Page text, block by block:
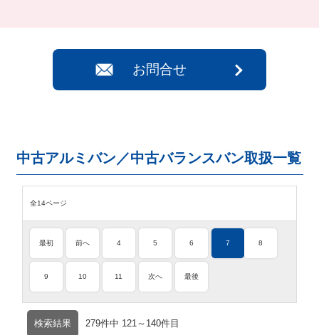
お問合せ
中古アルミバン／中古バランスバン取扱一覧
全14ページ
最初 前へ 4 5 6 7 8
9 10 11 次へ 最後
検索結果 279件中 121～140件目